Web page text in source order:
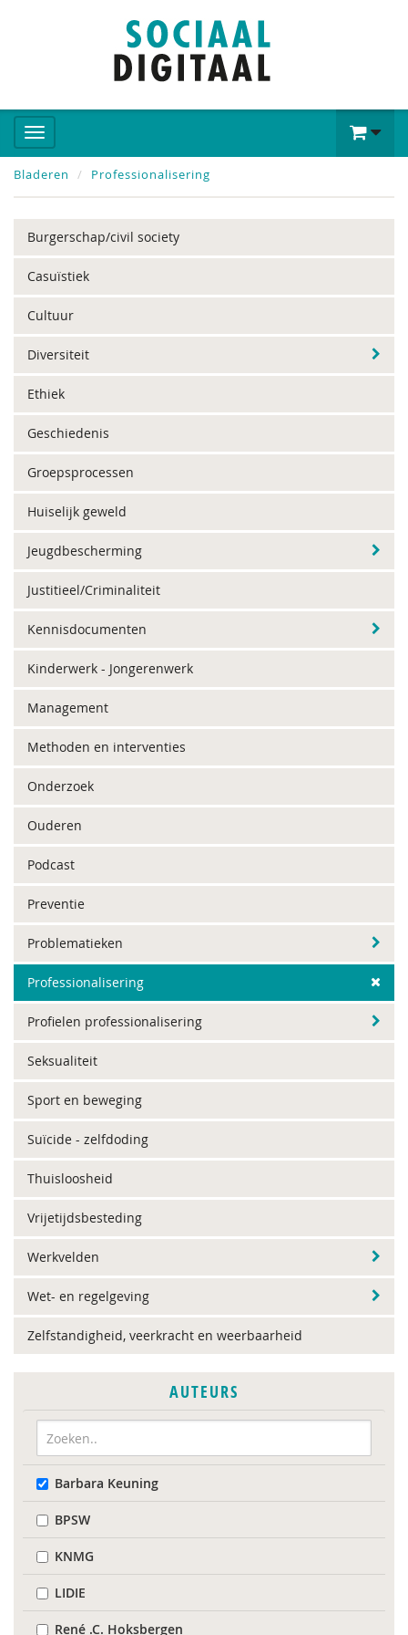
Bladeren Professionalisering
Burgerschap/civil society
Casuïstiek
Cultuur
Diversiteit
Ethiek
Geschiedenis
Groepsprocessen
Huiselijk geweld
Jeugdbescherming
Justitieel/Criminaliteit
Kennisdocumenten
Kinderwerk - Jongerenwerk
Management
Methoden en interventies
Onderzoek
Ouderen
Podcast
Preventie
Problematieken
Professionalisering
Profielen professionalisering
Seksualiteit
Sport en beweging
Suïcide - zelfdoding
Thuisloosheid
Vrijetijdsbesteding
Werkvelden
Wet- en regelgeving
Zelfstandigheid, veerkracht en weerbaarheid
AUTEURS
Barbara Keuning
BPSW
KNMG
LIDIE
René .C. Hoksbergen